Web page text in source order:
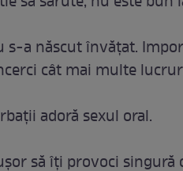
s-a născut învăţat.
cât mai multe
adoră sexul oral.
să îţi provoci